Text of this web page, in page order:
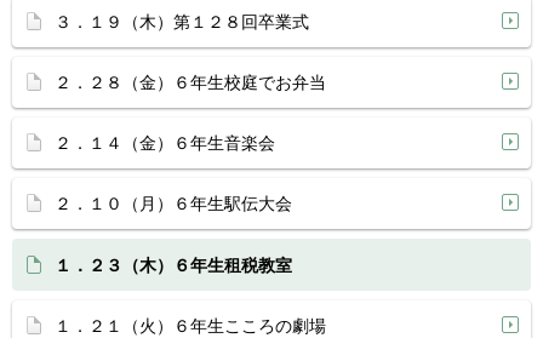
３．１９（木）第１２８回卒業式
２．２８（金）６年生校庭でお弁当
２．１４（金）６年生音楽会
２．１０（月）６年生駅伝大会
１．２３（木）６年生租税教室
１．２１（火）６年生こころの劇場